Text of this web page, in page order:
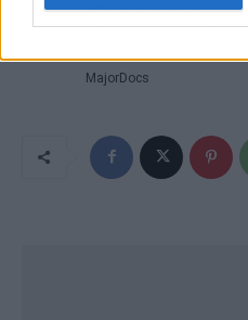
Rafiki Fariala, es la
película ganadora de la
cuarta edición de
MajorDocs